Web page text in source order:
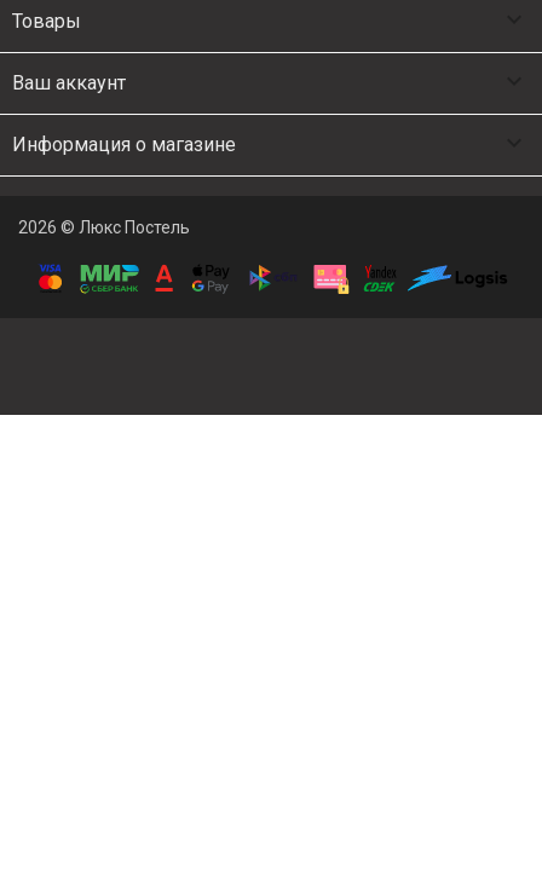
Товары
Ваш аккаунт
Информация о магазине
2026 © Люкс Постель